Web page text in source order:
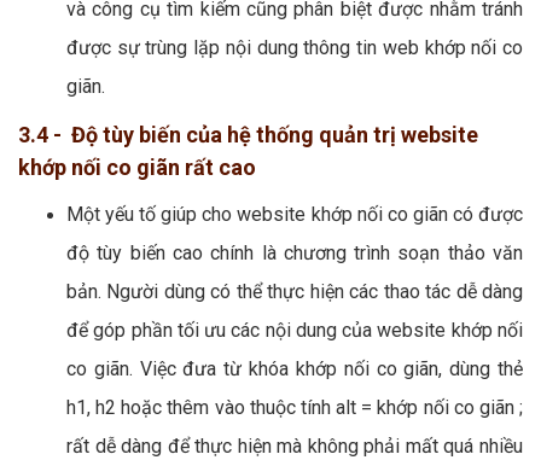
và công cụ tìm kiếm cũng phân biệt được nhằm tránh
được sự trùng lặp nội dung thông tin web khớp nối co
giãn.
3.4 - Độ tùy biến của hệ thống quản trị website
khớp nối co giãn rất cao
Một yếu tố giúp cho website khớp nối co giãn có được
độ tùy biến cao chính là chương trình soạn thảo văn
bản. Người dùng có thể thực hiện các thao tác dễ dàng
để góp phần tối ưu các nội dung của website khớp nối
co giãn. Việc đưa từ khóa khớp nối co giãn, dùng thẻ
h1, h2 hoặc thêm vào thuộc tính alt = khớp nối co giãn ;
rất dễ dàng để thực hiện mà không phải mất quá nhiều